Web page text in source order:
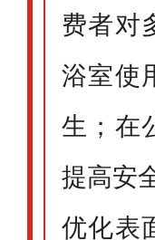
费者对
浴室使
生；在
提高安
优化表